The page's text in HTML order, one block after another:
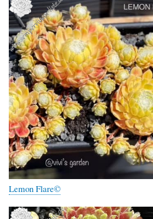
Lemon Flare©